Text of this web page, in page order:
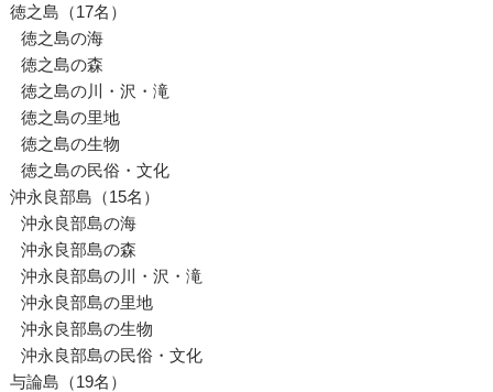
徳之島（17名）
徳之島の海
徳之島の森
徳之島の川・沢・滝
徳之島の里地
徳之島の生物
徳之島の民俗・文化
沖永良部島（15名）
沖永良部島の海
沖永良部島の森
沖永良部島の川・沢・滝
沖永良部島の里地
沖永良部島の生物
沖永良部島の民俗・文化
与論島（19名）